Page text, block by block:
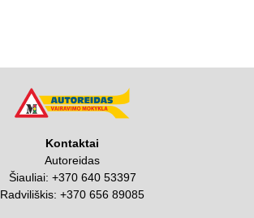
Kontaktai
Autoreidas
Šiauliai: +370 640 53397
Radviliškis: +370 656 89085